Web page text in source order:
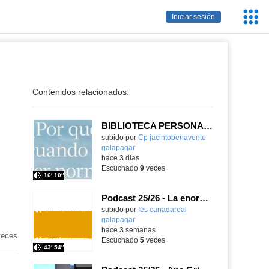
Iniciar sesión
Contenidos relacionados:
BIBLIOTECA PERSONAL 9: ¿Por qué ser feliz cuando puedes ser normal?
Contenido educativo.
subido por Cp jacintobenavente
galapagar
16′ 10″
-
hace 3 dias
Escuchado 9veces
Podcast 25/26 - La enorme responsabilidad de ser juez
subido por Ies canadareal
galapagar
43′ 54″
-
hace 3 semanas
Escuchado 5veces